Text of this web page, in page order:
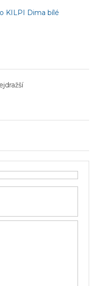
KILPI Dima bílé